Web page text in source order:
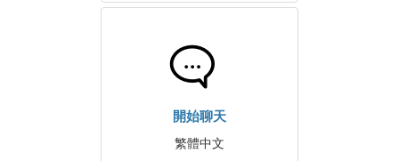
開始聊天
繁體中文